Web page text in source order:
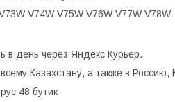
V74W V75W V76W V77W V78W.
в день через Яндекс Курьер.
Казахстану, а также в Россию,
48 бутик